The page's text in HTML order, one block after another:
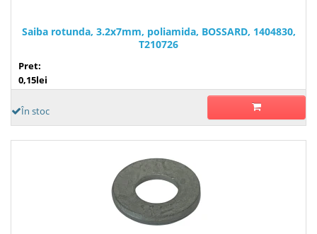
Saiba rotunda, 3.2x7mm, poliamida, BOSSARD, 1404830,
T210726
Pret:
0,15lei
În stoc